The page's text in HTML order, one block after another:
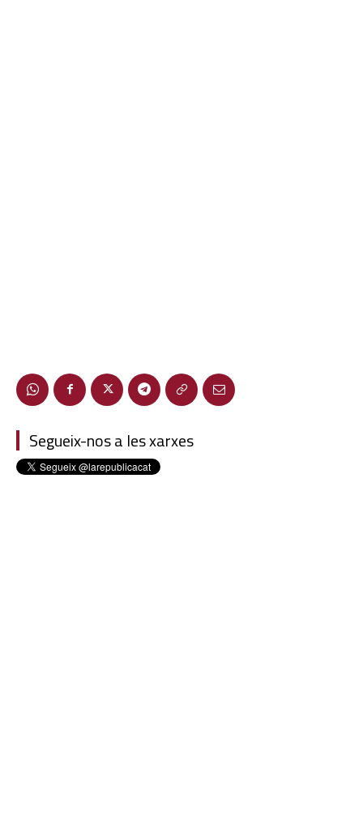
Segueix-nos a les xarxes